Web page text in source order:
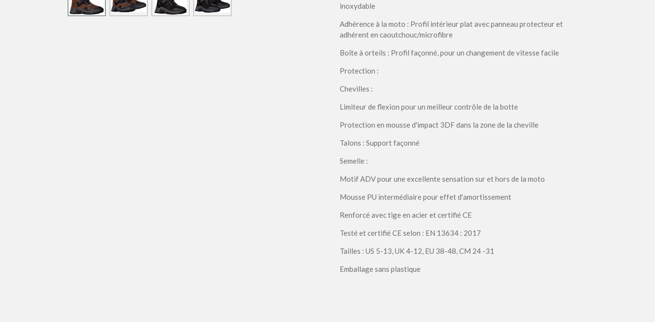
inoxydable
Adhérence à la moto : Profil intérieur plat avec panneau protecteur et
adhérent en caoutchouc/microfibre
Boîte à orteils : Profil façonné, pour un changement de vitesse facile
Protection :
Chevilles :
Limiteur de flexion pour un meilleur contrôle de la botte
Protection en mousse d'impact 3DF dans la zone de la cheville
Talons : Support façonné
Semelle :
Motif ADV pour une excellente sensation sur et hors de la moto
Mousse PU intermédiaire pour effet d'amortissement
Renforcé avec tige en acier et certifié CE
Testé et certifié CE selon : EN 13634 : 2017
Tailles : US 5-13, UK 4-12, EU 38-48, CM 24 -31
Emballage sans plastique